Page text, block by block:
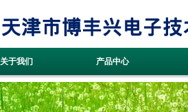
关于我们 产品中心